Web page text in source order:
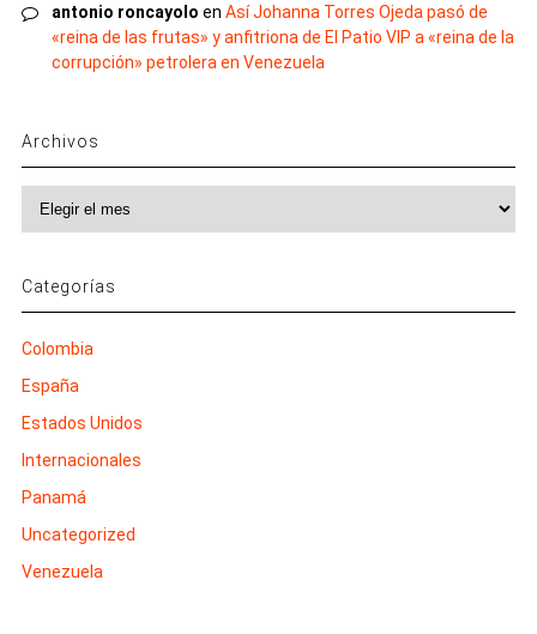
antonio roncayolo en Así Johanna Torres Ojeda pasó de
«reina de las frutas» y anfitriona de El Patio VIP a «reina de la
corrupción» petrolera en Venezuela
Archivos
Categorías
Colombia
España
Estados Unidos
Internacionales
Panamá
Uncategorized
Venezuela